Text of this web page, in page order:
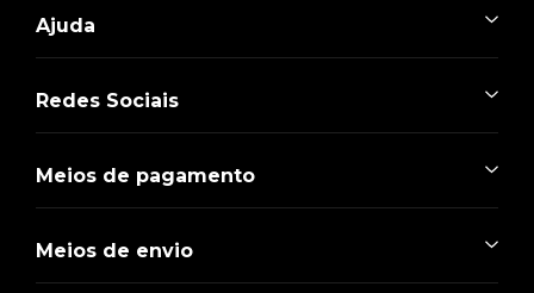
Ajuda
Redes Sociais
Meios de pagamento
Meios de envio